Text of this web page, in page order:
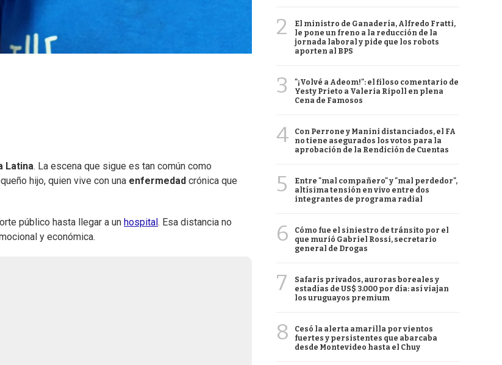
Latina. La escena que sigue es tan común como
hijo, quien vive con una enfermedad crónica que
público hasta llegar a un hospital . Esa distancia no
y económica.
2
El ministro de Ganadería, Alfredo Fratti,
le pone un freno a la reducción de la
jornada laboral y pide que los robots
aporten al BPS
3
"¡Volvé a Adeom!": el filoso comentario de
Yesty Prieto a Valeria Ripoll en plena
Cena de Famosos
4
Con Perrone y Manini distanciados, el FA
no tiene asegurados los votos para la
aprobación de la Rendición de Cuentas
5
Entre "mal compañero" y "mal perdedor",
altísima tensión en vivo entre dos
integrantes de programa radial
6
Cómo fue el siniestro de tránsito por el
que murió Gabriel Rossi, secretario
general de Drogas
7
Safaris privados, auroras boreales y
estadías de US$ 3.000 por día: así viajan
los uruguayos premium
8
Cesó la alerta amarilla por vientos
fuertes y persistentes que abarcaba
desde Montevideo hasta el Chuy